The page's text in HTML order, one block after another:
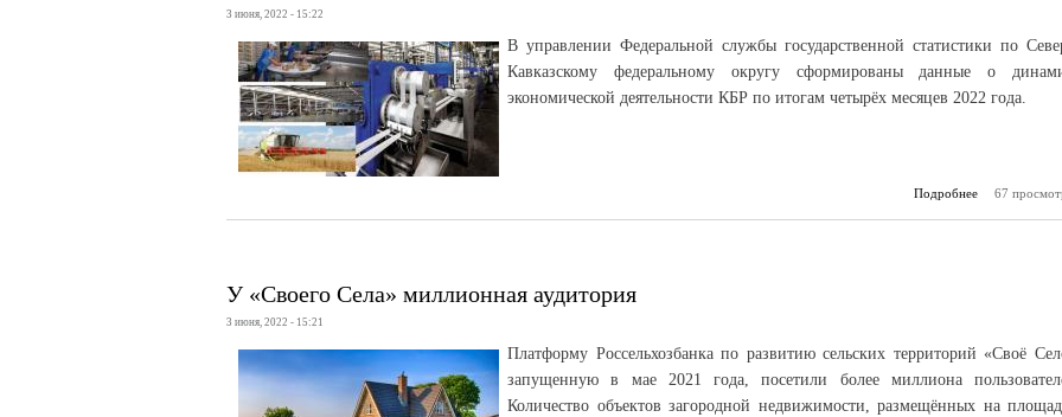
3 июня, 2022 - 15:22
В управлении Федеральной службы государственной статистики по
Кавказскому федеральному округу сформированы данные о
экономической деятельности КБР по итогам четырёх месяцев 2022 года.
Подробнее
о
67
У «Своего Села» миллионная аудитория
3 июня, 2022 - 15:21
Платформу Россельхозбанка по развитию сельских территорий «Своё
запущенную в мае 2021 года, посетили более миллиона
Количество объектов загородной недвижимости, размещённых на